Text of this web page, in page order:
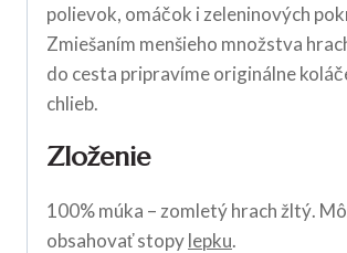
polievok, omáčok i zeleninových
Zmiešaním menšieho množstva
do cesta pripravíme originálne
chlieb.
Zloženie
100% múka – zomletý hrach žltý.
obsahovať stopylepku.